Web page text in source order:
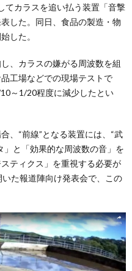
てカラスを追い払う装置「音撃
した。同日、食品の製造・物
した。
、カラスの嫌がる周波数を組
工場などでの現場テストで
～1/20程度に減少したとい
、“前線”となる装置には、“武
」と「効果的な周波数の音」を
ティクス」を重視する必要が
た報道陣向け発表会で、この